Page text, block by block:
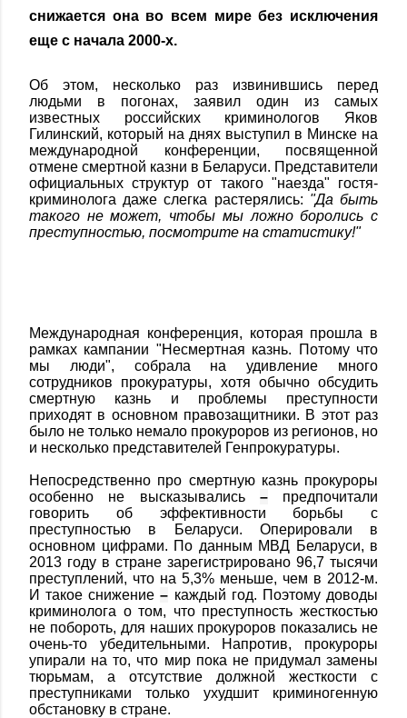
снижается она во всем мире без исключения
еще с начала 2000-х.
Об этом, несколько раз извинившись перед
людьми в погонах, заявил один из самых
известных российских криминологов Яков
Гилинский, который на днях выступил в Минске на
международной конференции, посвященной
отмене смертной казни в Беларуси. Представители
официальных структур от такого "наезда" гостя-
криминолога даже слегка растерялись: "Да быть
такого не может, чтобы мы ложно боролись с
преступностью, посмотрите на статистику!"
Международная конференция, которая прошла в
рамках кампании "Несмертная казнь. Потому что
мы люди", собрала на удивление много
сотрудников прокуратуры, хотя обычно обсудить
смертную казнь и проблемы преступности
приходят в основном правозащитники. В этот раз
было не только немало прокуроров из регионов, но
и несколько представителей Генпрокуратуры.
Непосредственно про смертную казнь прокуроры
особенно не высказывались –предпочитали
говорить об эффективности борьбы с
преступностью в Беларуси. Оперировали в
основном цифрами. По данным МВД Беларуси, в
2013 году в стране зарегистрировано 96,7 тысячи
преступлений, что на 5,3% меньше, чем в 2012-м.
И такое снижение– каждый год. Поэтому доводы
криминолога о том, что преступность жесткостью
не побороть, для наших прокуроров показались не
очень-то убедительными. Напротив, прокуроры
упирали на то, что мир пока не придумал замены
тюрьмам, а отсутствие должной жесткости с
преступниками только ухудшит криминогенную
обстановку в стране.